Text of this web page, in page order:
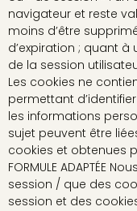
navigateur et reste
moins d’être
d’expiration ; quant à
de la session
Les cookies ne
permettant
les informations
sujet peuvent être
cookies et obtenues
FORMULE ADAPTÉE
session / que des
session et des